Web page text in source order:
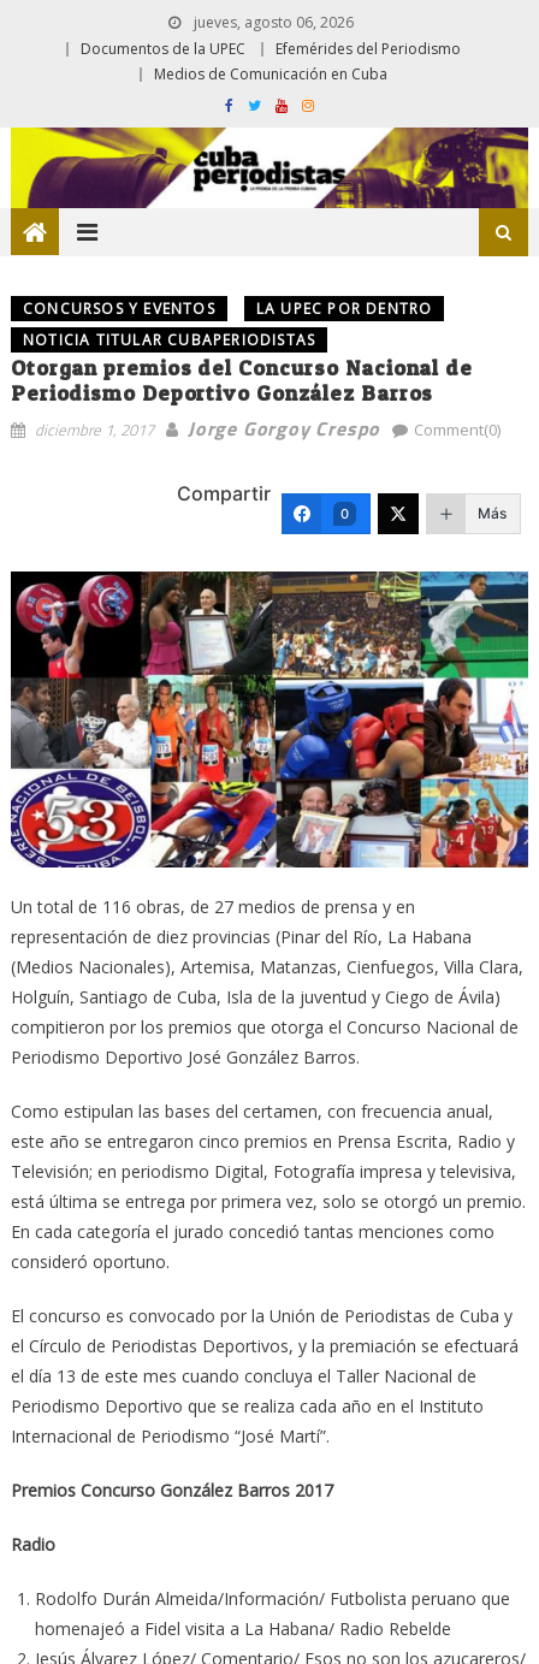
jueves, agosto 06, 2026
Documentos de la UPEC
Efemérides del Periodismo
Medios de Comunicación en Cuba
CONCURSOS Y EVENTOS
LA UPEC POR DENTRO
NOTICIA TITULAR CUBAPERIODISTAS
Otorgan premios del Concurso Nacional de
Periodismo Deportivo González Barros
diciembre 1, 2017 Jorge Gorgoy Crespo Comment(0)
Compartir
0 Más
Un total de 116 obras, de 27 medios de prensa y en
representación de diez provincias (Pinar del Río, La Habana
(Medios Nacionales), Artemisa, Matanzas, Cienfuegos, Villa Clara,
Holguín, Santiago de Cuba, Isla de la juventud y Ciego de Ávila)
compitieron por los premios que otorga el Concurso Nacional de
Periodismo Deportivo José González Barros.
Como estipulan las bases del certamen, con frecuencia anual,
este año se entregaron cinco premios en Prensa Escrita, Radio y
Televisión; en periodismo Digital, Fotografía impresa y televisiva,
está última se entrega por primera vez, solo se otorgó un premio.
En cada categoría el jurado concedió tantas menciones como
consideró oportuno.
El concurso es convocado por la Unión de Periodistas de Cuba y
el Círculo de Periodistas Deportivos, y la premiación se efectuará
el día 13 de este mes cuando concluya el Taller Nacional de
Periodismo Deportivo que se realiza cada año en el Instituto
Internacional de Periodismo “José Martí”.
Premios Concurso González Barros 2017
Radio
Rodolfo Durán Almeida/Información/ Futbolista peruano que
homenajeó a Fidel visita a La Habana/ Radio Rebelde
Jesús Álvarez López/ Comentario/ Esos no son los azucareros/